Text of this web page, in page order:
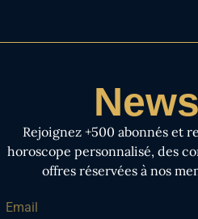
Rejoignez +500 abonnés et
horoscope personnalisé, des
offres réservées à nos